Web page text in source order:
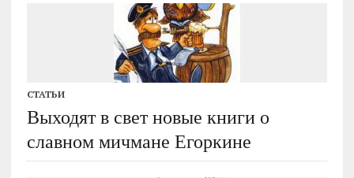
СТАТЬИ
Выходят в свет новые книги о
славном мичмане Егоркине